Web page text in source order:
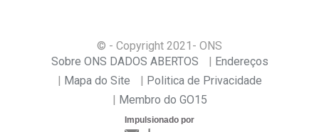
© - Copyright 2021 - ONS
Sobre ONS DADOS ABERTOS
Endereços
Mapa do Site
Politica de Privacidade
Membro do GO15
Impulsionado por